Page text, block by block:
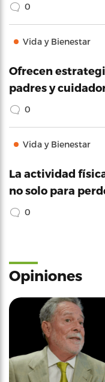
0
Vida y Bienestar
Ofrecen
padres y
0
Vida y Bienestar
La actividad
no solo para
0
Opiniones